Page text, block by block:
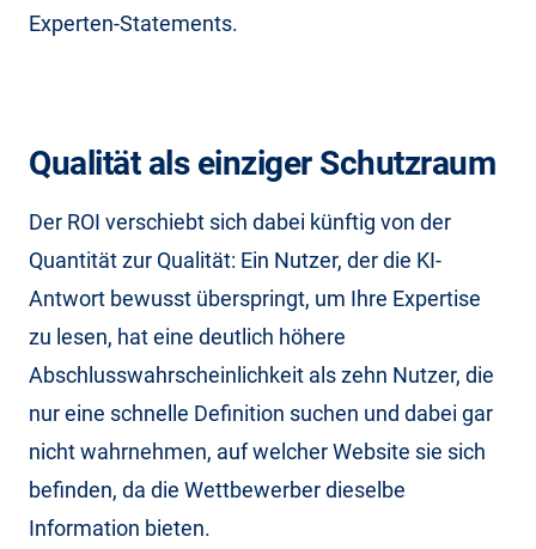
Experten-Statements.
Qualität als einziger Schutzraum
Der ROI verschiebt sich dabei künftig von der
Quantität zur Qualität: Ein Nutzer, der die KI-
Antwort bewusst überspringt, um Ihre Expertise
zu lesen, hat eine deutlich höhere
Abschlusswahrscheinlichkeit als zehn Nutzer, die
nur eine schnelle Definition suchen und dabei gar
nicht wahrnehmen, auf welcher Website sie sich
befinden, da die Wettbewerber dieselbe
Information bieten.